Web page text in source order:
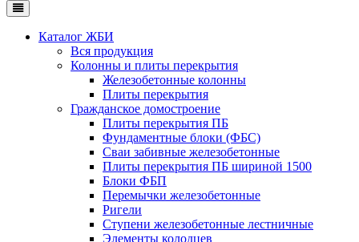
Каталог ЖБИ
Вся продукция
Колонны и плиты перекрытия
Железобетонные колонны
Плиты перекрытия
Гражданское домостроение
Плиты перекрытия ПБ
Фундаментные блоки (ФБС)
Сваи забивные железобетонные
Плиты перекрытия ПБ шириной 1500
Блоки ФБП
Перемычки железобетонные
Ригели
Ступени железобетонные лестничные
Элементы колодцев